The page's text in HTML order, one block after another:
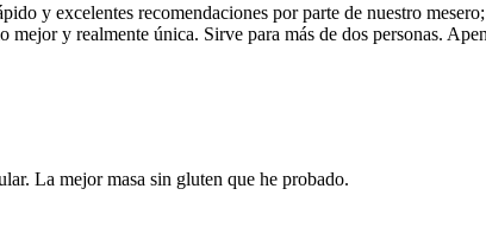
y excelentes recomendaciones por parte de nuestro
y realmente única. Sirve para más de dos personas.
La mejor masa sin gluten que he probado.